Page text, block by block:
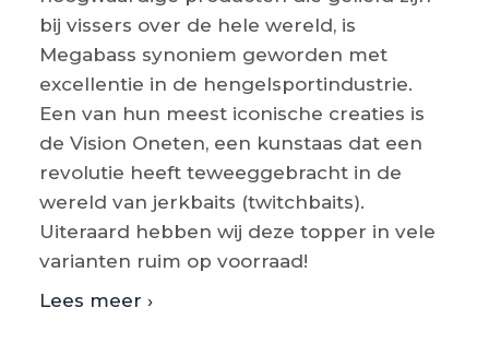
bij vissers over de hele wereld, is
Megabass synoniem geworden met
excellentie in de hengelsportindustrie.
Een van hun meest iconische creaties is
de Vision Oneten, een kunstaas dat een
revolutie heeft teweeggebracht in de
wereld van jerkbaits (twitchbaits).
Uiteraard hebben wij deze topper in vele
varianten ruim op voorraad!
Lees meer ›